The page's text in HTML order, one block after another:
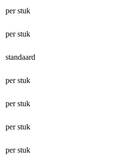
per stuk
per stuk
standaard
per stuk
per stuk
per stuk
per stuk